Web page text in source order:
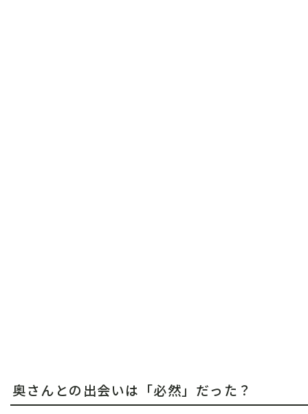
奥さんとの出会いは「必然」だった？